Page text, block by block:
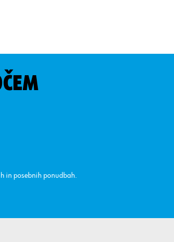
in posebnih ponudbah.